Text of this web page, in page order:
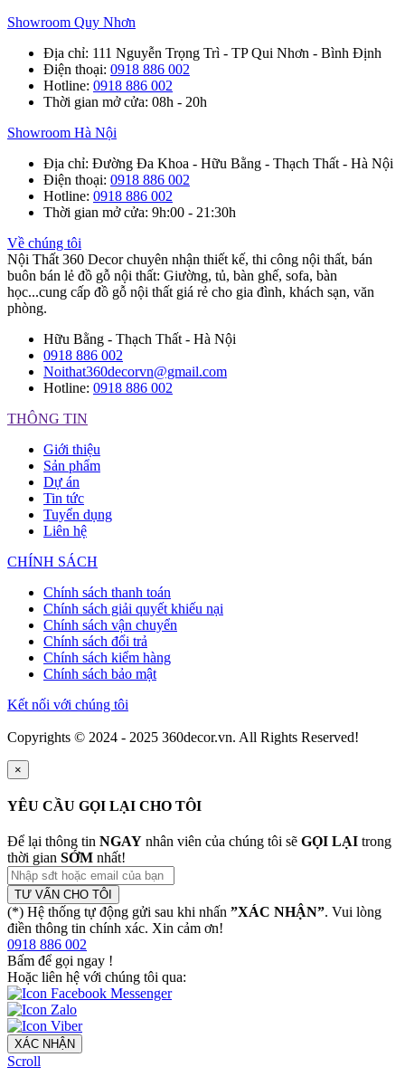
Showroom Quy Nhơn
Địa chỉ: 111 Nguyễn Trọng Trì - TP Qui Nhơn - Bình Định
Điện thoại: 0918 886 002
Hotline: 0918 886 002
Thời gian mở cửa: 08h - 20h
Showroom Hà Nội
Địa chỉ: Đường Đa Khoa - Hữu Bằng - Thạch Thất - Hà Nội
Điện thoại: 0918 886 002
Hotline: 0918 886 002
Thời gian mở cửa: 9h:00 - 21:30h
Về chúng tôi
Nội Thất 360 Decor chuyên nhận thiết kế, thi công nội thất, bán
buôn bán lẻ đồ gỗ nội thất: Giường, tủ, bàn ghế, sofa, bàn
học...cung cấp đồ gỗ nội thất giá rẻ cho gia đình, khách sạn, văn
phòng.
Hữu Bằng - Thạch Thất - Hà Nội
0918 886 002
Noithat360decorvn@gmail.com
Hotline: 0918 886 002
THÔNG TIN
Giới thiệu
Sản phẩm
Dự án
Tin tức
Tuyển dụng
Liên hệ
CHÍNH SÁCH
Chính sách thanh toán
Chính sách giải quyết khiếu nại
Chính sách vận chuyển
Chính sách đổi trả
Chính sách kiểm hàng
Chính sách bảo mật
Kết nối với chúng tôi
Copyrights © 2024 - 2025 360decor.vn. All Rights Reserved!
×
YÊU CẦU GỌI LẠI CHO TÔI
Để lại thông tin NGAY nhân viên của chúng tôi sẽ GỌI LẠI trong
thời gian SỚM nhất!
TƯ VẤN CHO TÔI
(*) Hệ thống tự động gửi sau khi nhấn ”XÁC NHẬN”. Vui lòng
điền thông tin chính xác. Xin cảm ơn!
0918 886 002
Bấm để gọi ngay !
Hoặc liên hệ với chúng tôi qua:
XÁC NHẬN
Scroll